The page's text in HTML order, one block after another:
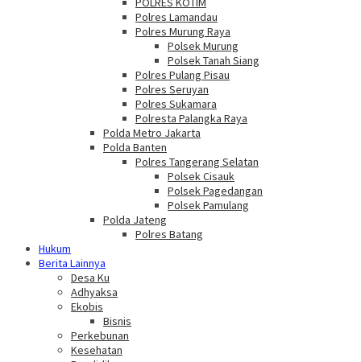
Polres Lamandau
Polres Murung Raya
Polsek Murung
Polsek Tanah Siang
Polres Pulang Pisau
Polres Seruyan
Polres Sukamara
Polresta Palangka Raya
Polda Metro Jakarta
Polda Banten
Polres Tangerang Selatan
Polsek Cisauk
Polsek Pagedangan
Polsek Pamulang
Polda Jateng
Polres Batang
Hukum
Berita Lainnya
Desa Ku
Adhyaksa
Ekobis
Bisnis
Perkebunan
Kesehatan